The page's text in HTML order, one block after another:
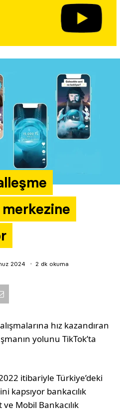
2024 2 dk okuma
hız kazandıran
yolunu TikTok’ta
itibariyle Türkiye’deki
kapsıyor bankacılık
Mobil Bankacılık